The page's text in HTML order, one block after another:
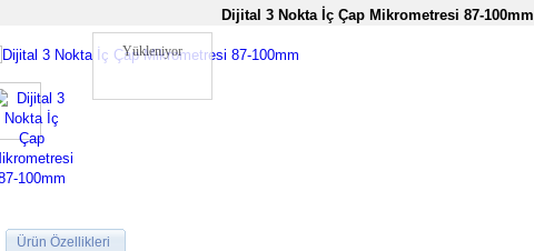
Dijital 3 Nokta İç Çap Mikrometresi 87-100mm
Yükleniyor
Ürün Özellikleri